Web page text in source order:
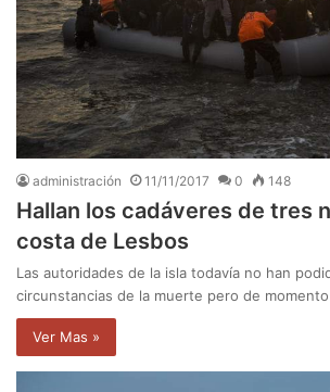
administración 11/11/2017 0 148
Hallan los cadáveres de tres
costa de Lesbos
Las autoridades de la isla todavía no han
circunstancias de la muerte pero de
Ver Mas »